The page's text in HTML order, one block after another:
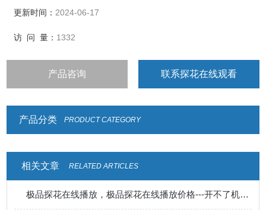
更新时间： 2024-06-17
访 问 量： 1332
产品咨询 联系探花在线观看
产品分类 PRODUCT CATEGORY
相关文章 RELATED ARTICLES
极品探花在线播放，极品探花在线播放价格---开不了机有几种情况